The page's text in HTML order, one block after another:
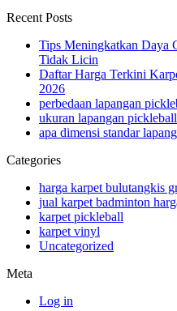
Recent Posts
Tips Meningkatkan Daya
Tidak Licin
Daftar Harga Terkini
2026
perbedaan lapangan
ukuran lapangan
apa dimensi standar
Categories
harga karpet bulutangkis
jual karpet badminton
karpet pickleball
karpet vinyl
Uncategorized
Meta
Log in